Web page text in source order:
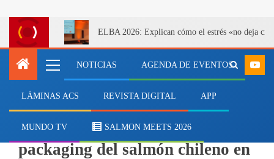
ELBA 2026: Explican cómo el estrés «no deja
NOTICIAS AGENDA DE EVENTOS
LÁMINAS ACS REVISTA DIGITAL APP
MUNDO TV SALMON MEETS 2026
Concurso busca revolucionar el
packaging del salmón chileno en